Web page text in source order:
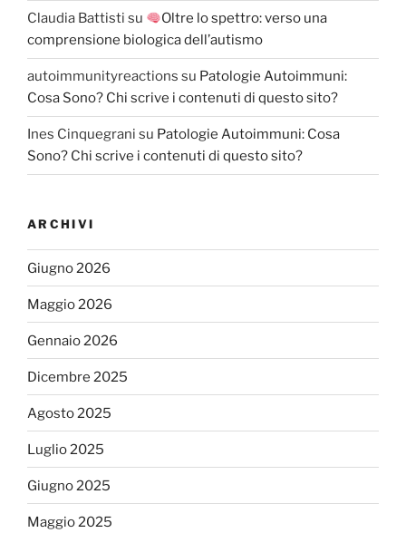
Claudia Battisti su
Oltre lo spettro: verso una
comprensione biologica dell’autismo
autoimmunityreactions su Patologie Autoimmuni:
Cosa Sono? Chi scrive i contenuti di questo sito?
Ines Cinquegrani su Patologie Autoimmuni: Cosa
Sono? Chi scrive i contenuti di questo sito?
ARCHIVI
Giugno 2026
Maggio 2026
Gennaio 2026
Dicembre 2025
Agosto 2025
Luglio 2025
Giugno 2025
Maggio 2025